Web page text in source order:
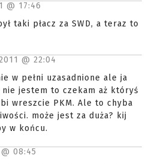
@ 17:46
taki płacz za SWD, a teraz to
@ 22:04
w pełni uzasadnione ale ja
jestem to czekam aż któryś
wreszcie PKM. Ale to chyba
może jest za duża? kij
w końcu.
08:45